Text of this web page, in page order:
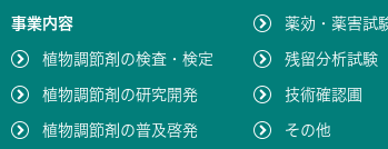
事業内容
植物調節剤の検査・検定
植物調節剤の研究開発
植物調節剤の普及啓発
薬効・薬害試
残留分析試験
技術確認圃
その他